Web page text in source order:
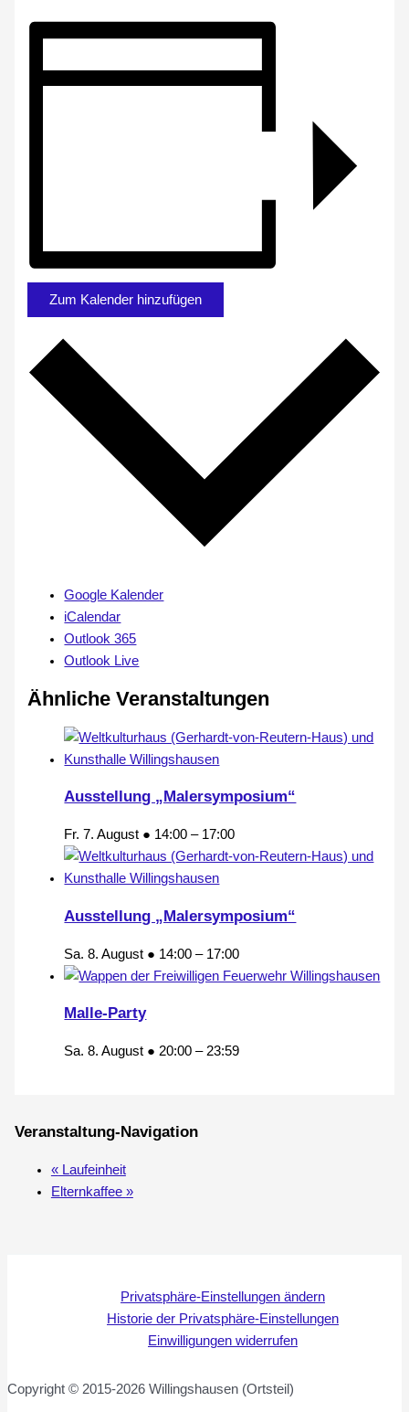
Zum Kalender hinzufügen
Google Kalender
iCalendar
Outlook 365
Outlook Live
Ähnliche Veranstaltungen
Ausstellung „Malersymposium“
Fr. 7. August ● 14:00 – 17:00
Ausstellung „Malersymposium“
Sa. 8. August ● 14:00 – 17:00
Malle-Party
Sa. 8. August ● 20:00 – 23:59
Veranstaltung-Navigation
«Laufeinheit
Elternkaffee »
Privatsphäre-Einstellungen ändern
Historie der Privatsphäre-Einstellungen
Einwilligungen widerrufen
Copyright © 2015-2026 Willingshausen (Ortsteil)